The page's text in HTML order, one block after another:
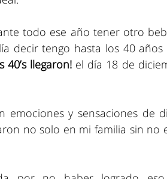
todo ese año tener otro
decir tengo hasta los 40
40’s llegaron! el día 18 de
y sensaciones de
no solo en mi familia sin no